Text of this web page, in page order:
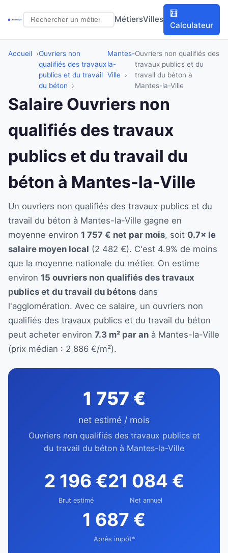
MétiersVilles
🧮
Calculateur
Accueil
Ouvriers non
qualifiés des travaux
publics et du travail
du béton
Mantes-
la-
Ville
Ouvriers non qualifiés des
travaux publics et du
travail du béton à
Mantes-la-Ville
Salaire Ouvriers non
qualifiés des travaux
publics et du travail du
béton à Mantes-la-Ville
Un ouvriers non qualifiés des travaux publics et du
travail du béton à Mantes-la-Ville gagne en
moyenne environ 1 757 € net par mois, soit 0.7× le
salaire moyen local (2 482 €). C'est 4.9% de moins
que la moyenne nationale du métier. On estime
environ 15 ouvriers non qualifiés des travaux
publics et du travail du bétons dans
l'agglomération. Avec ce salaire, un ouvriers non
qualifiés des travaux publics et du travail du béton
peut acheter environ 7.3 m² par an à Mantes-la-Ville
(prix médian : 2 886 €/m²).
1 757 €
net estimé / mois
Ouvriers non qualifiés des travaux publics et
du travail du béton à Mantes-la-Ville
2 196 €
Brut estimé
21 084 €
Net annuel
1 687 €
Après impôt*